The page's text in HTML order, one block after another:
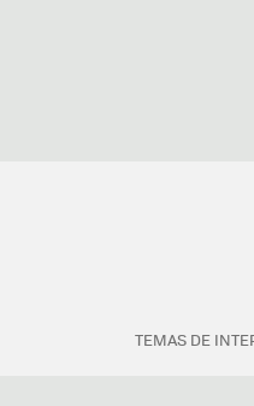
TEMAS DE